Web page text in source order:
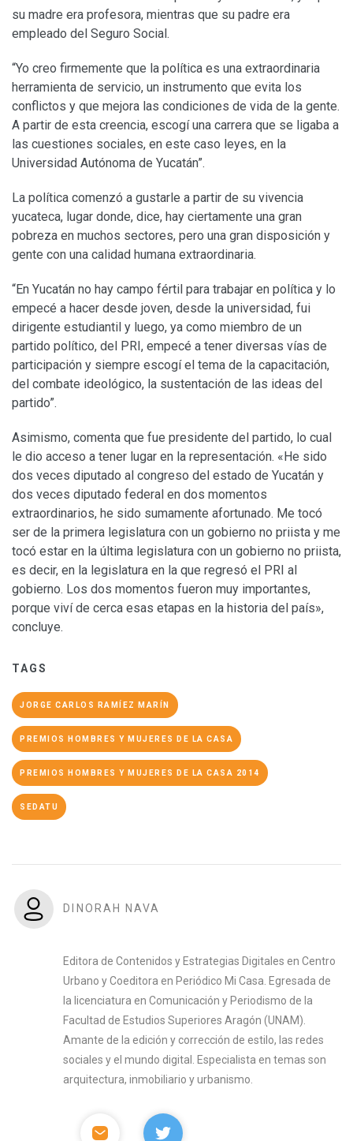
su madre era profesora, mientras que su padre era
empleado del Seguro Social.
“Yo creo firmemente que la política es una extraordinaria
herramienta de servicio, un instrumento que evita los
conflictos y que mejora las condiciones de vida de la gente.
A partir de esta creencia, escogí una carrera que se ligaba a
las cuestiones sociales, en este caso leyes, en la
Universidad Autónoma de Yucatán”.
La política comenzó a gustarle a partir de su vivencia
yucateca, lugar donde, dice, hay ciertamente una gran
pobreza en muchos sectores, pero una gran disposición y
gente con una calidad humana extraordinaria.
“En Yucatán no hay campo fértil para trabajar en política y lo
empecé a hacer desde joven, desde la universidad, fui
dirigente estudiantil y luego, ya como miembro de un
partido político, del PRI, empecé a tener diversas vías de
participación y siempre escogí el tema de la capacitación,
del combate ideológico, la sustentación de las ideas del
partido”.
Asimismo, comenta que fue presidente del partido, lo cual
le dio acceso a tener lugar en la representación. «He sido
dos veces diputado al congreso del estado de Yucatán y
dos veces diputado federal en dos momentos
extraordinarios, he sido sumamente afortunado. Me tocó
ser de la primera legislatura con un gobierno no priista y me
tocó estar en la última legislatura con un gobierno no priista,
es decir, en la legislatura en la que regresó el PRI al
gobierno. Los dos momentos fueron muy importantes,
porque viví de cerca esas etapas en la historia del país»,
concluye.
TAGS
JORGE CARLOS RAMÍEZ MARÍN
PREMIOS HOMBRES Y MUJERES DE LA CASA
PREMIOS HOMBRES Y MUJERES DE LA CASA 2014
SEDATU
DINORAH NAVA
Editora de Contenidos y Estrategias Digitales en Centro
Urbano y Coeditora en Periódico Mi Casa. Egresada de
la licenciatura en Comunicación y Periodismo de la
Facultad de Estudios Superiores Aragón (UNAM).
Amante de la edición y corrección de estilo, las redes
sociales y el mundo digital. Especialista en temas son
arquitectura, inmobiliario y urbanismo.